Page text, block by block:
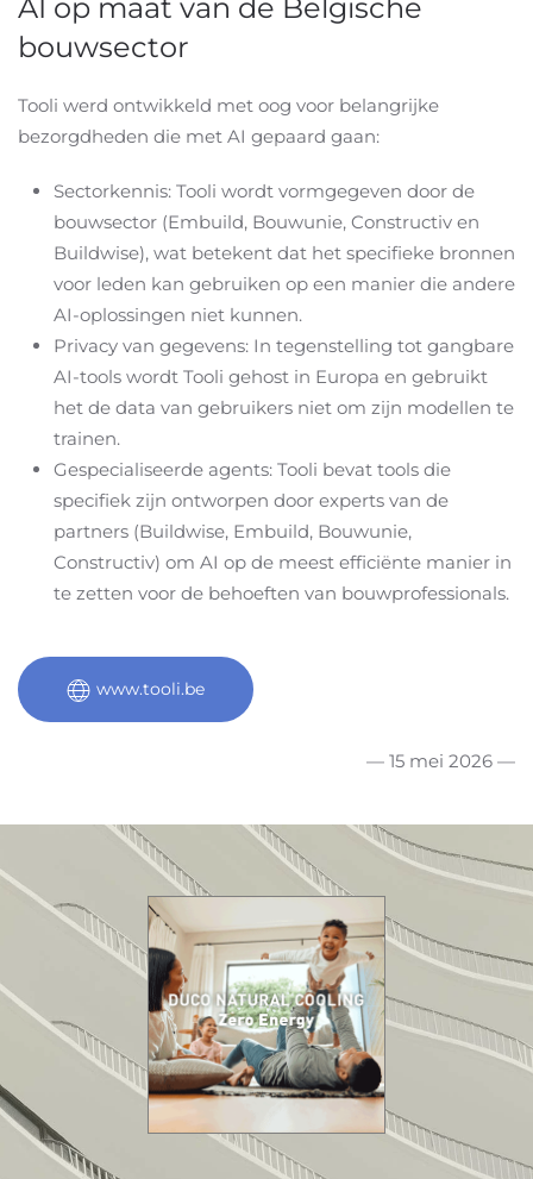
AI op maat van de Belgische
bouwsector
Tooli werd ontwikkeld met oog voor belangrijke
bezorgdheden die met AI gepaard gaan:
Sectorkennis: Tooli wordt vormgegeven door de
bouwsector (Embuild, Bouwunie, Constructiv en
Buildwise), wat betekent dat het specifieke bronnen
voor leden kan gebruiken op een manier die andere
AI-oplossingen niet kunnen.
Privacy van gegevens: In tegenstelling tot gangbare
AI-tools wordt Tooli gehost in Europa en gebruikt
het de data van gebruikers niet om zijn modellen te
trainen.
Gespecialiseerde agents: Tooli bevat tools die
specifiek zijn ontworpen door experts van de
partners (Buildwise, Embuild, Bouwunie,
Constructiv) om AI op de meest efficiënte manier in
te zetten voor de behoeften van bouwprofessionals.
www.tooli.be
— 15 mei 2026 —